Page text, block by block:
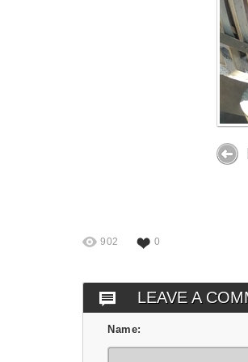
902 0
LEAVE A
Name: